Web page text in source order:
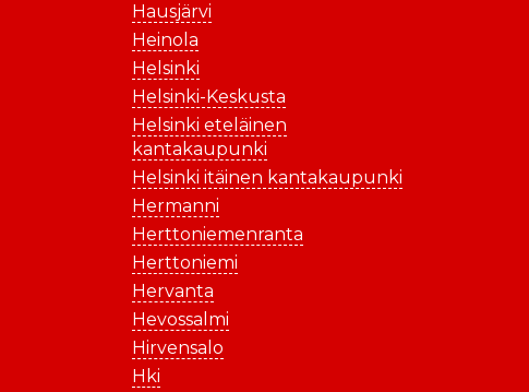
Hausjärvi
Heinola
Helsinki
Helsinki-Keskusta
Helsinki eteläinen
kantakaupunki
Helsinki itäinen kantakaupunki
Hermanni
Herttoniemenranta
Herttoniemi
Hervanta
Hevossalmi
Hirvensalo
Hki